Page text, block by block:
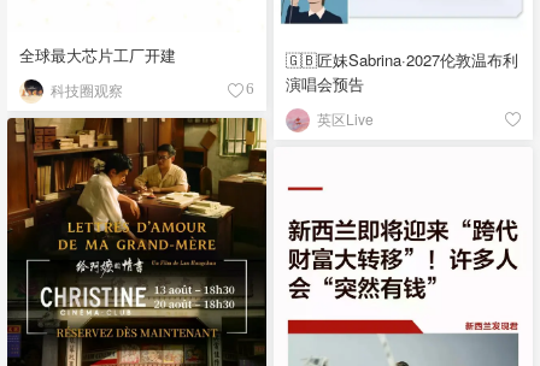
全球最大芯片工厂开建
科技圈观察 6
🇬🇧匠妹Sabrina·2027伦敦温布利
演唱会预告
英区Live